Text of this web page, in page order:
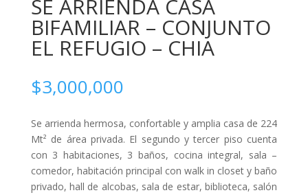
SE ARRIENDA CASA
BIFAMILIAR – CONJUNTO
EL REFUGIO – CHIA
$3,000,000
Se arrienda hermosa, confortable y amplia casa de 224
Mt² de área privada. El segundo y tercer piso cuenta
con 3 habitaciones, 3 baños, cocina integral, sala –
comedor, habitación principal con walk in closet y baño
privado, hall de alcobas, sala de estar, biblioteca, salón